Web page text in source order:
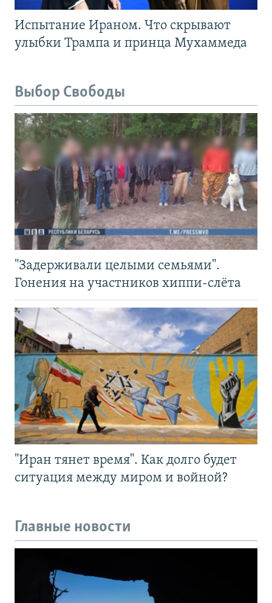
Испытание Ираном. Что скрывают
улыбки Трампа и принца Мухаммеда
Выбор Свободы
"Задерживали целыми семьями".
Гонения на участников хиппи-слёта
"Иран тянет время". Как долго будет
ситуация между миром и войной?
Главные новости